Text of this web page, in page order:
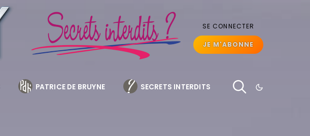
SE CONNECTER
JE M'ABONNE
PATRICE DE BRUYNE SECRETS INTERDITS